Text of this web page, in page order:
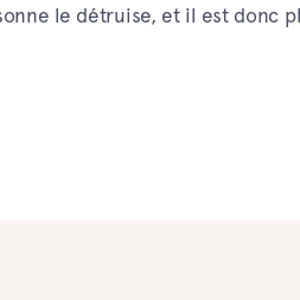
le détruise, et il est donc